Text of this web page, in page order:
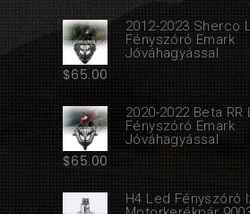
2012-2023 Sherco
Fényszóró Emark
Jóváhagyással
$65.00
2020-2022 Beta RR
Fényszóró Emark
Jóváhagyással
$65.00
H4 Led Fényszóró